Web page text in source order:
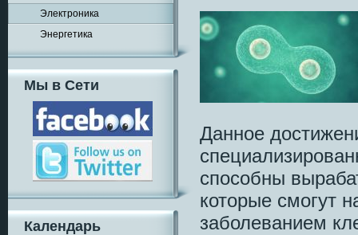
Электроника
Энергетика
Мы в Сети
Календарь
Данное
способны
которые смогут
заболеванием